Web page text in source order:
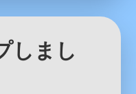
しまし